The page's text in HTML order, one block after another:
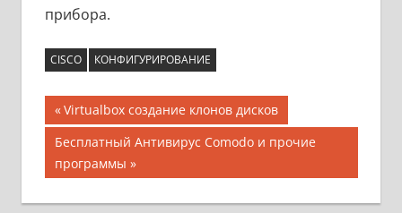
прибора.
CISCO КОНФИГУРИРОВАНИЕ
Навигация
по
записям
Предыдущая
запись;
Virtualbox создание клонов дисков
Следующая
запись:
Бесплатный Антивирус Comodo и прочие
программы